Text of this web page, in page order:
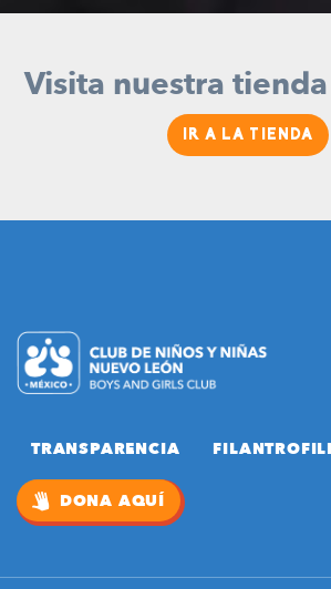
Visita nuestra
IR A LA TIENDA
TRANSPARENCIA
DONA AQUÍ